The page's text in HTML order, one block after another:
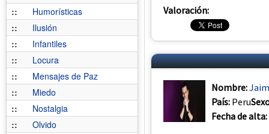
::
Humorísticas
::
Ilusión
::
Infantiles
::
Locura
::
Mensajes de Paz
::
Miedo
::
Nostalgia
::
Olvido
Valoración:
Nombre:
País: Peru
Fecha de alta: